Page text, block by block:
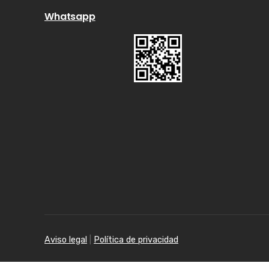
Whatsapp
Aviso legal Política de privacidad